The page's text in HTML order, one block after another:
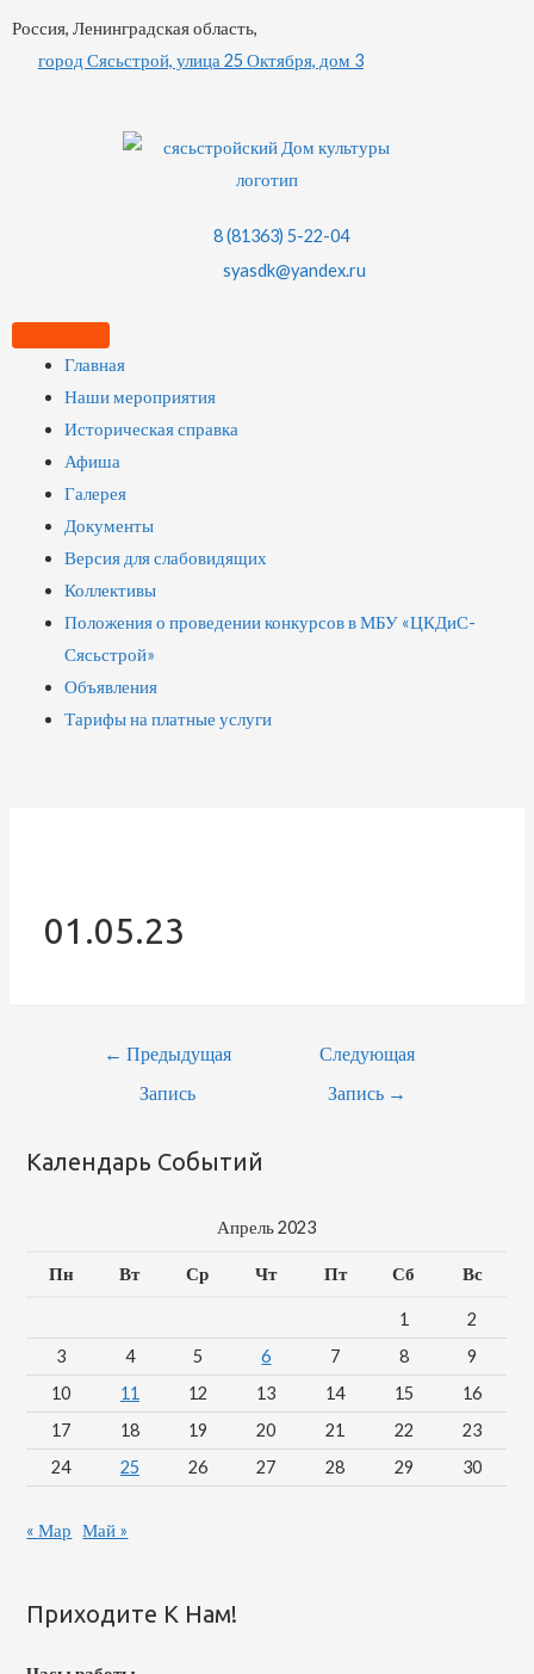
Россия, Ленинградская область,
город Сясьстрой, улица 25 Октября, дом 3
8 (81363) 5-22-04
syasdk@yandex.ru
Главная
Наши мероприятия
Историческая справка
Афиша
Галерея
Документы
Версия для слабовидящих
Коллективы
Положения о проведении конкурсов в МБУ «ЦКДиС-
Сясьстрой»
Объявления
Тарифы на платные услуги
01.05.23
← Предыдущая
Запись
Следующая
Запись →
Календарь Событий
Апрель 2023
Пн Вт Ср Чт Пт Сб Вс
1
2
3
4 5 6 7 8
9
10
11 12 13 14 15
16
17
18 19 20 21 22
23
24
25 26 27 28 29 30
« Мар Май »
Приходите К Нам!